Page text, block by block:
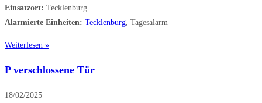
Einsatzort: Tecklenburg
Alarmierte Einheiten: Tecklenburg, Tagesalarm
Weiterlesen »
P verschlossene Tür
18/02/2025